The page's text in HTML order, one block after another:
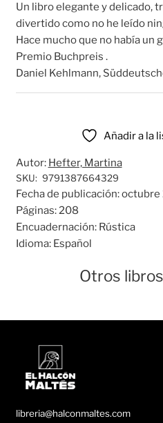
Un libro elegante y delicado,
divertido como no he leído
Hace mucho que no había un
Premio Buchpreis .
Daniel Kehlmann,
Añadir a la
Autor: Hefter, Martina
SKU: 9791387664329
Fecha de publicación:octubre
Páginas:208
Encuadernación: Rústica
Idioma: Español
Otros
libreria@halconmaltes.com